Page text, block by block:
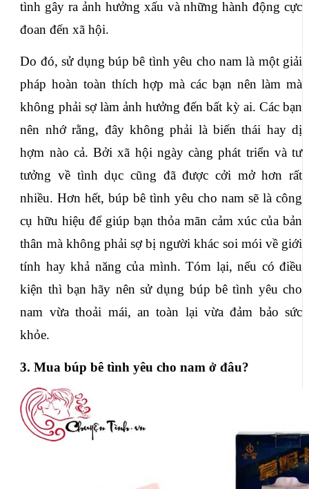
tình gây ra ảnh hưởng xấu và những hành động cực
đoan đến xã hội.
Do đó, sử dụng búp bê tình yêu cho nam là một giải
pháp hoàn toàn thích hợp mà các bạn nên làm mà
không phải sợ làm ảnh hưởng đến bất kỳ ai. Các bạn
nên nhớ rằng, đây không phải là biến thái hay dị
hợm nào cả. Bởi xã hội ngày càng phát triển và tư
tưởng về tình dục cũng đã được cởi mở hơn rất
nhiều. Hơn hết, búp bê tình yêu cho nam sẽ là công
cụ hữu hiệu để giúp bạn thỏa mãn cảm xúc của bản
thân mà không phải sợ bị người khác soi mói về giới
tính hay khả năng của mình. Tóm lại, nếu có điều
kiện thì bạn hãy nên sử dụng búp bê tình yêu cho
nam vừa thoải mái, an toàn lại vừa đảm bảo sức
khỏe.
3. Mua búp bê tình yêu cho nam ở đâu?